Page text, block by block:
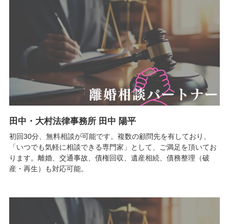
田中・大村法律事務所 田中 陽平
初回30分、無料相談が可能です。複数の顧問先を有しており、
「いつでも気軽に相談できる専門家」として、ご満足を頂いてお
ります。離婚、交通事故、債権回収、遺産相続、債務整理（破
産・再生）も対応可能。